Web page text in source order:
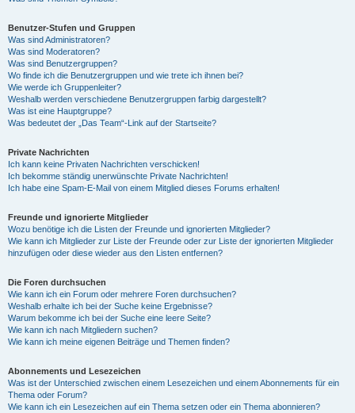
Benutzer-Stufen und Gruppen
Was sind Administratoren?
Was sind Moderatoren?
Was sind Benutzergruppen?
Wo finde ich die Benutzergruppen und wie trete ich ihnen bei?
Wie werde ich Gruppenleiter?
Weshalb werden verschiedene Benutzergruppen farbig dargestellt?
Was ist eine Hauptgruppe?
Was bedeutet der „Das Team“-Link auf der Startseite?
Private Nachrichten
Ich kann keine Privaten Nachrichten verschicken!
Ich bekomme ständig unerwünschte Private Nachrichten!
Ich habe eine Spam-E-Mail von einem Mitglied dieses Forums erhalten!
Freunde und ignorierte Mitglieder
Wozu benötige ich die Listen der Freunde und ignorierten Mitglieder?
Wie kann ich Mitglieder zur Liste der Freunde oder zur Liste der ignorierten Mitglieder
hinzufügen oder diese wieder aus den Listen entfernen?
Die Foren durchsuchen
Wie kann ich ein Forum oder mehrere Foren durchsuchen?
Weshalb erhalte ich bei der Suche keine Ergebnisse?
Warum bekomme ich bei der Suche eine leere Seite?
Wie kann ich nach Mitgliedern suchen?
Wie kann ich meine eigenen Beiträge und Themen finden?
Abonnements und Lesezeichen
Was ist der Unterschied zwischen einem Lesezeichen und einem Abonnements für ein
Thema oder Forum?
Wie kann ich ein Lesezeichen auf ein Thema setzen oder ein Thema abonnieren?